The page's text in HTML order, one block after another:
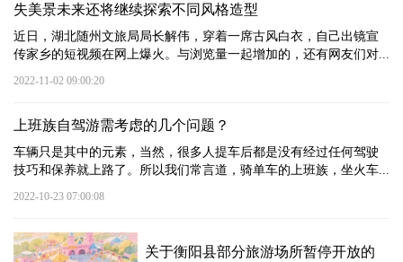
失美景未来还将继续探索不同风格造型
近日，湖北随州文旅局局长解伟，穿着一席古风白衣，自己出镜宣
传家乡的短视频在网上爆火。与浏览量一起增加的，还有网友们对...
2022-11-02 09:00:20
上班族自驾游需考虑的几个问题？
车辆只是其中的元素，当然，很多人提车后都是没有经过任何驾驶
技巧和保养就上路了。所以我们常言道，骑单车的上班族，坐火车...
2022-10-23 07:00:08
关于衡阳县部分旅游场所暂停开放的